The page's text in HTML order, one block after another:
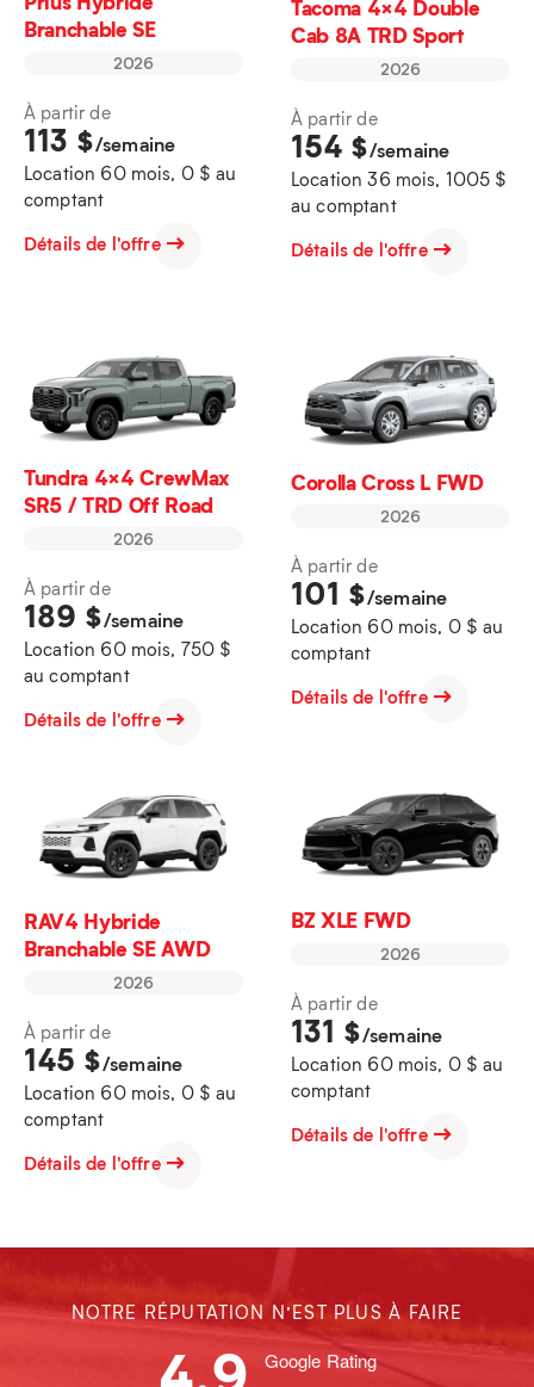
Branchable SE
2026
À partir de
113 $/semaine
Location 60 mois, 0 $ au
comptant
Détails de l'offre
Tacoma 4×4 Double
Cab 8A TRD Sport
2026
À partir de
154 $/semaine
Location 36 mois, 1005 $
au comptant
Détails de l'offre
Tundra 4×4 CrewMax
SR5 / TRD Off Road
2026
À partir de
189 $/semaine
Location 60 mois, 750 $
au comptant
Détails de l'offre
Corolla Cross L FWD
2026
À partir de
101 $/semaine
Location 60 mois, 0 $ au
comptant
Détails de l'offre
RAV4 Hybride
Branchable SE AWD
2026
À partir de
145 $/semaine
Location 60 mois, 0 $ au
comptant
Détails de l'offre
BZ XLE FWD
2026
À partir de
131 $/semaine
Location 60 mois, 0 $ au
comptant
Détails de l'offre
NOTRE RÉPUTATION N’EST PLUS À FAIRE
Google Rating
4.9